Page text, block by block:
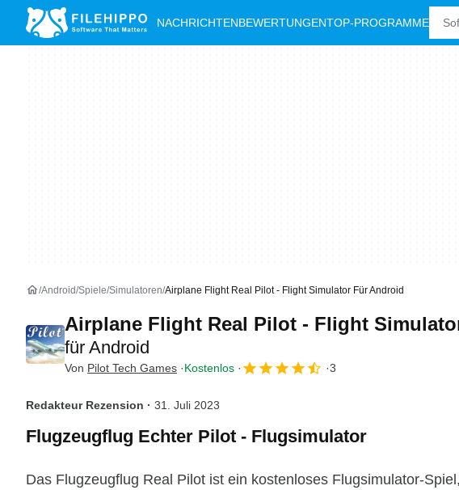
NACHRICHTENBEWERTUNGENTOP-PROGRAMME
Android Spiele Simulatoren Airplane Flight Real Pilot - Flight Simulator Für Android
Airplane Flight Real Pilot - Flight
für Android
Von Pilot Tech Games Kostenlos 3
Redakteur Rezension · 31. Juli 2023
Flugzeugflug Echter Pilot - Flugsimulator
Das Flugzeugflug Real Pilot ist ein kostenloses Flugsimulator-